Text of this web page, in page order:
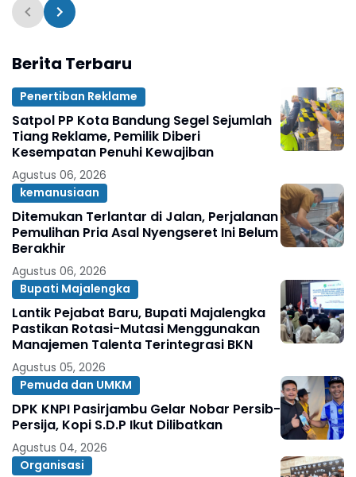
Ingatkan Risiko
Pelanggaran HAM
Berita Terbaru
Penertiban Reklame
Satpol PP Kota Bandung Segel Sejumlah
Tiang Reklame, Pemilik Diberi
Kesempatan Penuhi Kewajiban
Agustus 06, 2026
kemanusiaan
Ditemukan Terlantar di Jalan, Perjalanan
Pemulihan Pria Asal Nyengseret Ini Belum
Berakhir
Agustus 06, 2026
Bupati Majalengka
Lantik Pejabat Baru, Bupati Majalengka
Pastikan Rotasi-Mutasi Menggunakan
Manajemen Talenta Terintegrasi BKN
Agustus 05, 2026
Pemuda dan UMKM
DPK KNPI Pasirjambu Gelar Nobar Persib-
Persija, Kopi S.D.P Ikut Dilibatkan
Agustus 04, 2026
Organisasi